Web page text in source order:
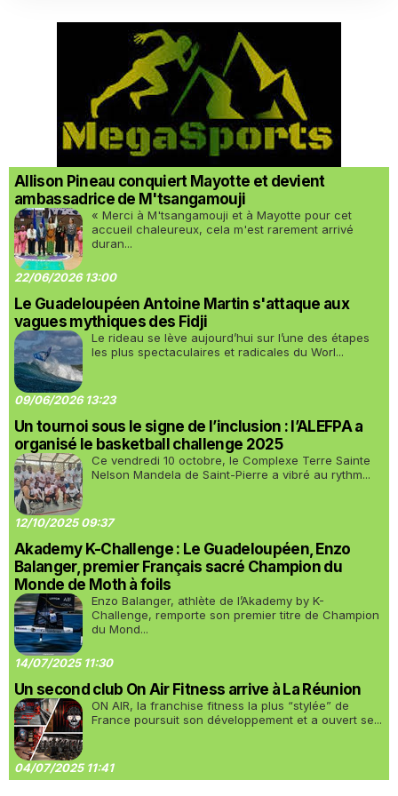
Allison Pineau conquiert Mayotte et devient
ambassadrice de M'tsangamouji
« Merci à M'tsangamouji et à Mayotte pour cet
accueil chaleureux, cela m'est rarement arrivé
duran...
22/06/2026 13:00
Le Guadeloupéen Antoine Martin s'attaque aux
vagues mythiques des Fidji
Le rideau se lève aujourd’hui sur l’une des étapes
les plus spectaculaires et radicales du Worl...
09/06/2026 13:23
Un tournoi sous le signe de l’inclusion : l’ALEFPA a
organisé le basketball challenge 2025
Ce vendredi 10 octobre, le Complexe Terre Sainte
Nelson Mandela de Saint-Pierre a vibré au rythm...
12/10/2025 09:37
Akademy K-Challenge : Le Guadeloupéen, Enzo
Balanger, premier Français sacré Champion du
Monde de Moth à foils
Enzo Balanger, athlète de l’Akademy by K-
Challenge, remporte son premier titre de Champion
du Mond...
14/07/2025 11:30
Un second club On Air Fitness arrive à La Réunion
ON AIR, la franchise fitness la plus “stylée” de
France poursuit son développement et a ouvert se...
04/07/2025 11:41